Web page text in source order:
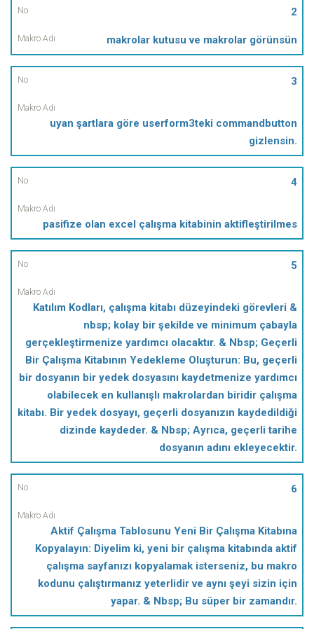
2
makrolar kutusu ve makrolar görünsün
3
uyan şartlara göre userform3teki commandbutton
gizlensin.
4
pasifize olan excel çalışma kitabinin aktifleştirilmes
5
Katılım Kodları, çalışma kitabı düzeyindeki görevleri &
nbsp; kolay bir şekilde ve minimum çabayla
gerçekleştirmenize yardımcı olacaktır. & Nbsp; Geçerli
Bir Çalışma Kitabının Yedekleme Oluşturun: Bu, geçerli
bir dosyanın bir yedek dosyasını kaydetmenize yardımcı
olabilecek en kullanışlı makrolardan biridir çalışma
kitabı. Bir yedek dosyayı, geçerli dosyanızın kaydedildiği
dizinde kaydeder. & Nbsp; Ayrıca, geçerli tarihe
dosyanın adını ekleyecektir.
6
Aktif Çalışma Tablosunu Yeni Bir Çalışma Kitabına
Kopyalayın: Diyelim ki, yeni bir çalışma kitabında aktif
çalışma sayfanızı kopyalamak isterseniz, bu makro
kodunu çalıştırmanız yeterlidir ve aynı şeyi sizin için
yapar. & Nbsp; Bu süper bir zamandır.